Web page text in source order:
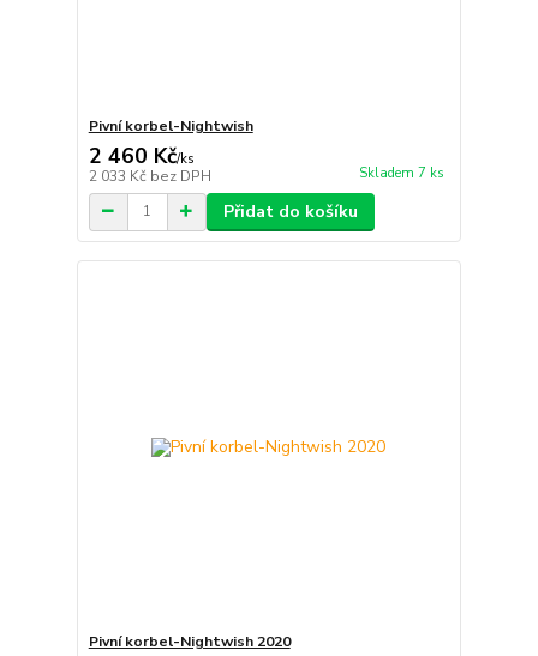
Pivní korbel-Nightwish
2 460 Kč/ks
2 033 Kč bez DPH Skladem 7 ks
Přidat do košíku
Pivní korbel-Nightwish 2020